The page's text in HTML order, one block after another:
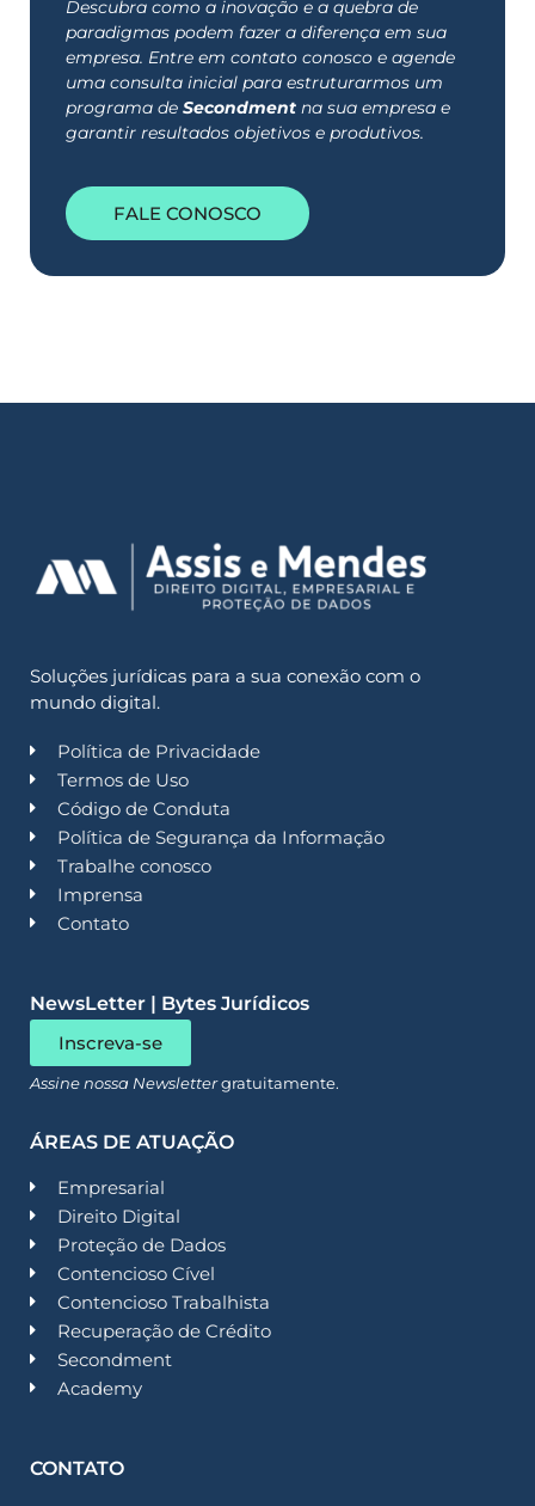
Descubra como a inovação e a quebra de
paradigmas podem fazer a diferença em sua
empresa. Entre em contato conosco e agende
uma consulta inicial para estruturarmos um
programa de Secondment na sua empresa e
garantir resultados objetivos e produtivos.
FALE CONOSCO
Soluções jurídicas para a sua conexão com o
mundo digital.
Política de Privacidade
Termos de Uso
Código de Conduta
Política de Segurança da Informação
Trabalhe conosco
Imprensa
Contato
NewsLetter | Bytes Jurídicos
Inscreva-se
Assine nossa Newslettergratuitamente.
ÁREAS DE ATUAÇÃO
Empresarial
Direito Digital
Proteção de Dados
Contencioso Cível
Contencioso Trabalhista
Recuperação de Crédito
Secondment
Academy
CONTATO